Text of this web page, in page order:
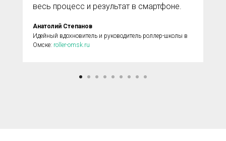
весь процесс и результат в смартфоне.
Анатолий Степанов
Идейный вдохновитель и руководитель роллер-школы в
Омске: roller-omsk.ru